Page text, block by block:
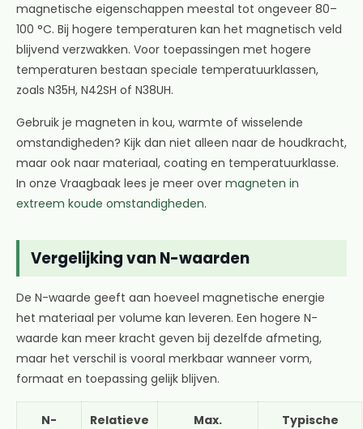
magnetische eigenschappen meestal tot ongeveer 80–
100 °C. Bij hogere temperaturen kan het magnetisch veld
blijvend verzwakken. Voor toepassingen met hogere
temperaturen bestaan speciale temperatuurklassen,
zoals N35H, N42SH of N38UH.
Gebruik je magneten in kou, warmte of wisselende
omstandigheden? Kijk dan niet alleen naar de houdkracht,
maar ook naar materiaal, coating en temperatuurklasse.
In onze Vraagbaak lees je meer over magneten in
extreem koude omstandigheden.
Vergelijking van N-waarden
De N-waarde geeft aan hoeveel magnetische energie
het materiaal per volume kan leveren. Een hogere N-
waarde kan meer kracht geven bij dezelfde afmeting,
maar het verschil is vooral merkbaar wanneer vorm,
formaat en toepassing gelijk blijven.
N- Relatieve Max. Typische